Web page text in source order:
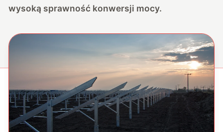
wysoką sprawność konwersji mocy.